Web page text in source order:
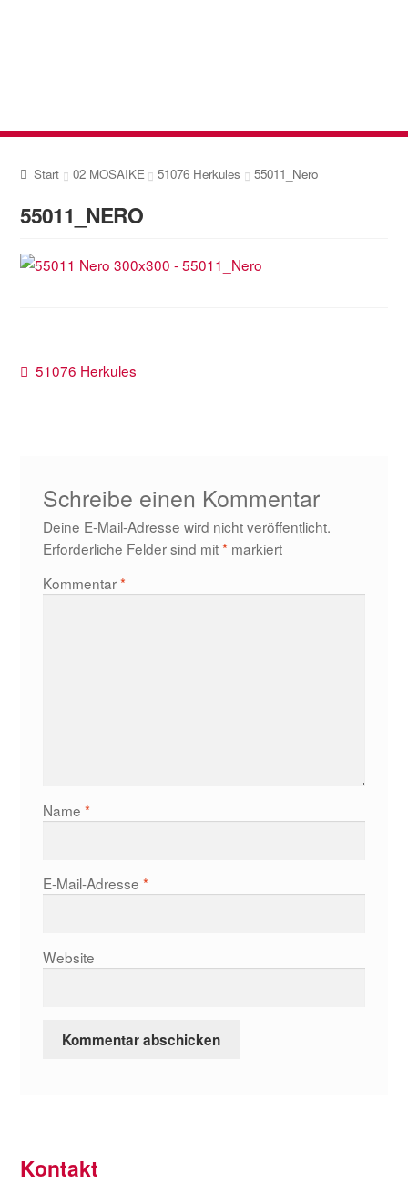
Start 02 MOSAIKE 51076 Herkules 55011_Nero
55011_NERO
Beitragsnavigation
Vorheriger
51076 Herkules
Schreibe einen Kommentar
Deine E-Mail-Adresse wird nicht veröffentlicht.
Erforderliche Felder sind mit* markiert
Kommentar*
Name *
E-Mail-Adresse *
Website
Kontakt